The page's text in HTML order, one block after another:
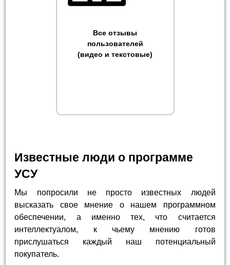
Все отзывы
пользователей
(видео и текстовые)
Известные люди о программе
УСУ
Мы попросили не просто известных людей
высказать свое мнение о нашем программном
обеспечении, а именно тех, что считается
интеллектуалом, к чьему мнению готов
прислушаться каждый наш потенциальный
покупатель.